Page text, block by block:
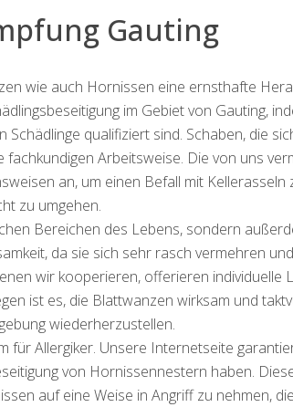
Gauting
wie auch Hornissen eine ernsthafte
im Gebiet von Gauting,
qualifiziert sind. Schaben, die
Arbeitsweise. Die von uns
an, um einen Befall mit
zu umgehen.
Bereichen des Lebens, sondern
da sie sich sehr rasch vermehren
wir kooperieren, offerieren individuelle
ist es, die Blattwanzen wirksam und
wiederherzustellen.
für Allergiker. Unsere Internetseite
von Hornissennestern haben.
auf eine Weise in Angriff zu nehmen,